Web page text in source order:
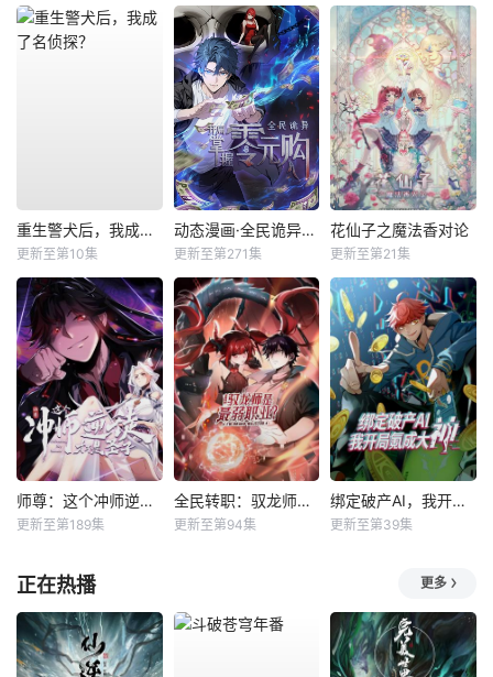
重生警犬后，我成了名侦探？
更新至第10集
动态漫画·全民诡异：开局掌握零元购
更新至第271集
花仙子之魔法香对论
更新至第21集
师尊：这个冲师逆徒才不是圣子动态漫
更新至第189集
全民转职：驭龙师是最弱职业？动态漫
更新至第94集
绑定破产AI，我开局氪成大神动态漫
更新至第39集
正在热播 更多